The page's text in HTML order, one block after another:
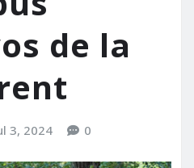
de la
3, 2024 0